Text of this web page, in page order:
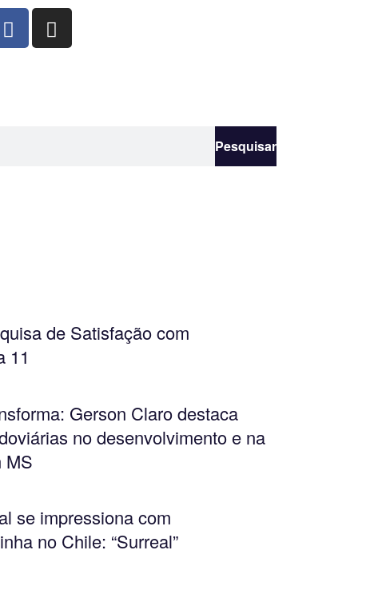
Pesquisar
de Satisfação com
11
Gerson Claro destaca
no desenvolvimento e na
MS
se impressiona com
no Chile: “Surreal”